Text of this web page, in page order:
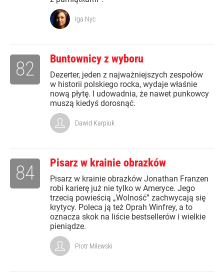
Iga Nyc
Buntownicy z wyboru
Dezerter, jeden z najważniejszych zespołów
w historii polskiego rocka, wydaje właśnie
nową płytę. I udowadnia, że nawet punkowcy
muszą kiedyś dorosnąć.
82
Dawid Karpiuk
Pisarz w krainie obrazków
Pisarz w krainie obrazków Jonathan Franzen
robi karierę już nie tylko w Ameryce. Jego
trzecią powieścią „Wolność” zachwycają się
krytycy. Poleca ją też Oprah Winfrey, a to
oznacza skok na liście bestsellerów i wielkie
pieniądze.
84
Piotr Milewski